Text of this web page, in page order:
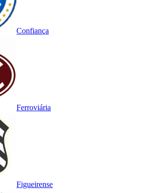
Confiança
Ferroviária
Figueirense